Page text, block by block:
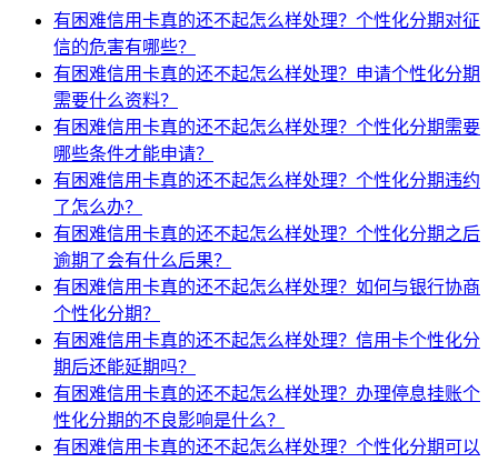
有困难信用卡真的还不起怎么样处理？个性化分期对征
信的危害有哪些？
有困难信用卡真的还不起怎么样处理？申请个性化分期
需要什么资料？
有困难信用卡真的还不起怎么样处理？个性化分期需要
哪些条件才能申请？
有困难信用卡真的还不起怎么样处理？个性化分期违约
了怎么办？
有困难信用卡真的还不起怎么样处理？个性化分期之后
逾期了会有什么后果？
有困难信用卡真的还不起怎么样处理？如何与银行协商
个性化分期？
有困难信用卡真的还不起怎么样处理？信用卡个性化分
期后还能延期吗？
有困难信用卡真的还不起怎么样处理？办理停息挂账个
性化分期的不良影响是什么？
有困难信用卡真的还不起怎么样处理？个性化分期可以